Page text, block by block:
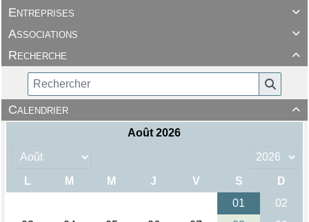

Entreprises

Associations

Recherche

Calendrier